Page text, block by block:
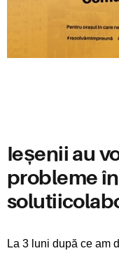
Ieșenii au
probleme
La 3 luni după ce am